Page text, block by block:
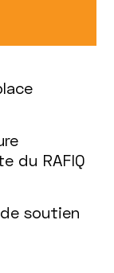
du RAFIQ
soutien